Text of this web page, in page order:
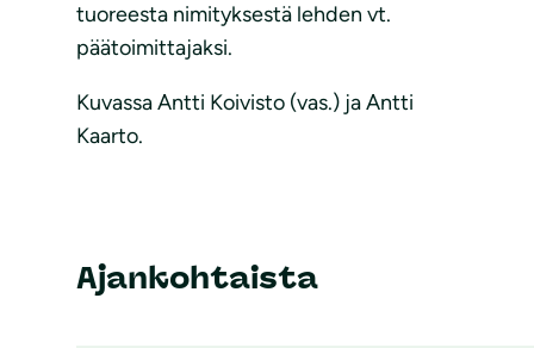
tuoreesta nimityksestä lehden vt.
päätoimittajaksi.
Kuvassa Antti Koivisto (vas.) ja Antti
Kaarto.
Ajankohtaista